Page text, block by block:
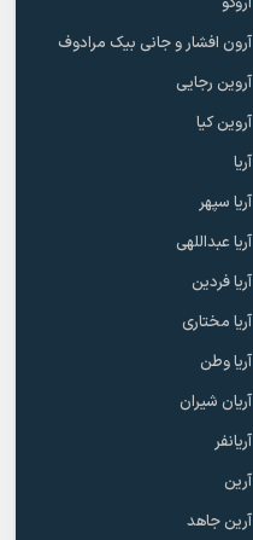
آرون افشار و جانی بیک مرادوف
آروین رجایی
آروین کیا
آریا
آریا سپهر
آریا عبداللهی
آریا فردین
آریا مختاری
آریا وطن
آریان شیران
آریانفر
آرین
آرین جاهد